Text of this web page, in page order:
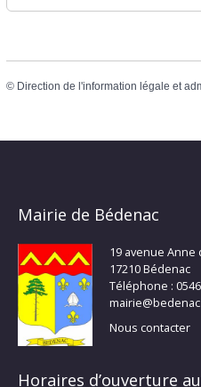
© Direction de l'information légale et
Mairie de Bédenac
19 avenue Anne
17210 Bédenac
Téléphone :
Nous contacter
Horaires d’ouverture